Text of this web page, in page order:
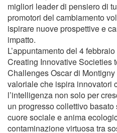
migliori leader di pensiero di
promotori del cambiamento
ispirare nuove prospettive e
impatto.
L’appuntamento del 4
Creating Innovative Societies
Challenges Oscar di
valoriale che ispira innovatori
l’intelligenza non solo per
un progresso collettivo
cuore sociale e anima
contaminazione virtuosa tra